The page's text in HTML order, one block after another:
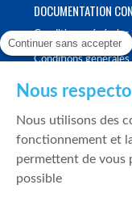
DOCUMENTATION
Conditions générales
Conditions
Politique de
Politique de
Fonds de garantie
Continuer sans accepter
Nous
Nous utilisons des
fonctionnement et
permettent de vous
possible